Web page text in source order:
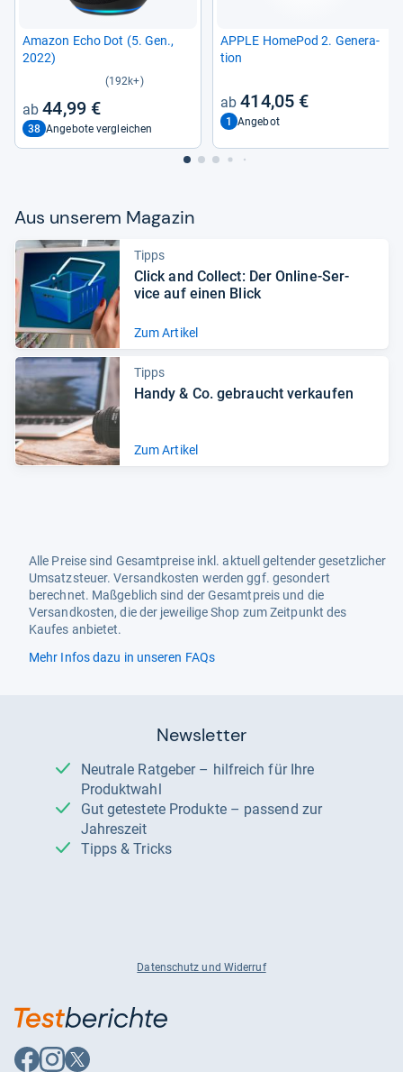
Ama­zon Echo Dot (5. Gen.,
2022)
(192k+)
44,99 €
38 Angebote vergleichen
APPLE Home­Pod 2. Gene­ra­
tion
414,05 €
1 Angebot
Aus unse­rem Maga­zin
Tipps
Click and Col­lect: Der Online-​Ser­
vice auf einen Blick
Zum Artikel
Tipps
Handy & Co. gebraucht ver­kau­fen
Zum Artikel
Alle Preise sind Gesamtpreise inkl. aktuell geltender gesetzlicher
Umsatzsteuer. Versandkosten werden ggf. gesondert
berechnet. Maßgeblich sind der Gesamtpreis und die
Versandkosten, die der jeweilige Shop zum Zeitpunkt des
Kaufes anbietet.
Mehr Infos dazu in unseren FAQs
Newsletter
Neutrale Ratgeber – hilfreich für Ihre
Produktwahl
Gut getestete Produkte – passend zur
Jahreszeit
Tipps & Tricks
Datenschutz und Widerruf
AufAufAuf